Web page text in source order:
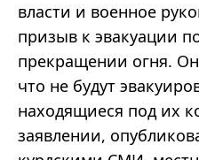
власти и военное
призыв к эвакуации
прекращении огня.
что не будут
находящиеся под их
заявлении,